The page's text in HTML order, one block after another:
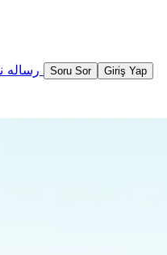
Soru Sor Giriş Yap